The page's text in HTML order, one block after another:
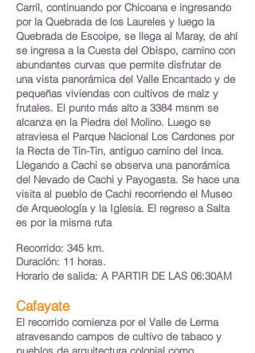
Carril, continuando por Chicoana e ingresando
por la Quebrada de los Laureles y luego la
Quebrada de Escoipe, se llega al Maray, de ahí
se ingresa a la Cuesta del Obispo, camino con
abundantes curvas que permite disfrutar de
una vista panorámica del Valle Encantado y de
pequeñas viviendas con cultivos de maíz y
frutales. El punto más alto a 3384 msnm se
alcanza en la Piedra del Molino. Luego se
atraviesa el Parque Nacional Los Cardones por
la Recta de Tin-Tin, antiguo camino del Inca.
Llegando a Cachi se observa una panorámica
del Nevado de Cachi y Payogasta. Se hace una
visita al pueblo de Cachi recorriendo el Museo
de Arqueología y la Iglesia. El regreso a Salta
es por la misma ruta
Recorrido: 345 km.
Duración: 11 horas.
Horario de salida: A PARTIR DE LAS 06:30AM
Cafayate
El recorrido comienza por el Valle de Lerma
atravesando campos de cultivo de tabaco y